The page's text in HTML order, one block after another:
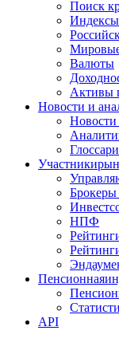
Поиск
Индексы
Валюты
Активы
Новости и
Участники
НПФ
Пенсионная
API